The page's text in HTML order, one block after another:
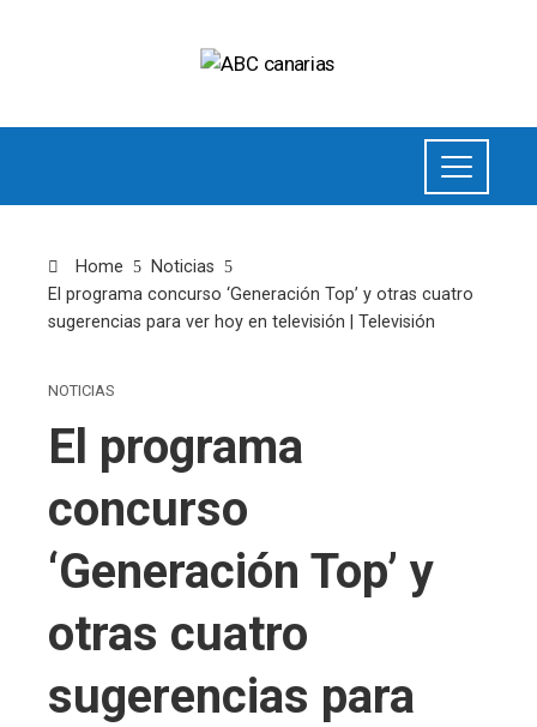
Home
Noticias
El programa concurso ‘Generación Top’ y otras cuatro
sugerencias para ver hoy en televisión | Televisión
NOTICIAS
El programa
concurso
‘Generación Top’ y
otras cuatro
sugerencias para